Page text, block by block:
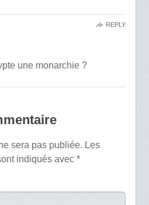
une monarchie ?
REPLY
sera pas publiée. Les
indiqués avec *